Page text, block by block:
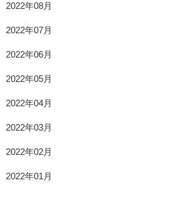
2022年08月
2022年07月
2022年06月
2022年05月
2022年04月
2022年03月
2022年02月
2022年01月